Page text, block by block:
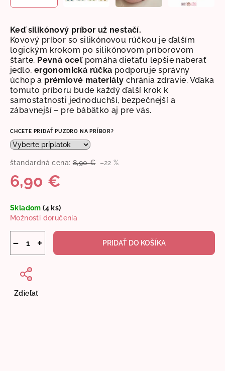
Keď silikónový príbor už nestačí.
Kovový príbor so silikónovou rúčkou je ďalším
logickým krokom po silikónovom príborovom
štarte. Pevná oceľpomáha dieťaťu lepšie naberať
jedlo, ergonomická rúčka podporuje správny
úchop a prémiové materiály chránia zdravie. Vďaka
tomuto príboru bude každý ďalší krok k
samostatnosti jednoduchší, bezpečnejší a
zábavnejší – pre bábätko aj pre vás.
CHCETE PRIDAŤ PUZDRO NA PRÍBOR?
štandardná cena: 8,90 € –22 %
6,90 €
cena:
Skladom(4 ks)
Možnosti doručenia
+
− PRIDAŤ DO KOŠÍKA
Zdieľať